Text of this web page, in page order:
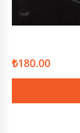
₺180.00